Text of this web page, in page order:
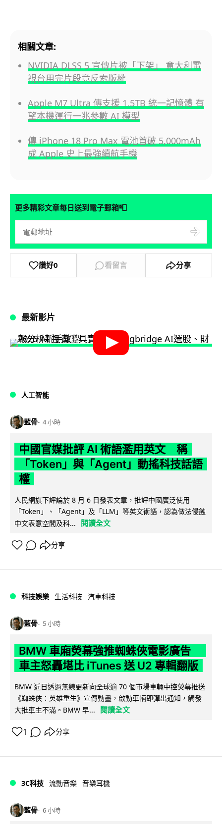
相關文章:
NVIDIA DLSS 5 宣傳片被「下架」 意大利電
視台用完片段竟反索版權
Apple M7 Ultra 傳支援 1.5TB 統一記憶體 有
望本機運行一兆參數 AI 模型
傳 iPhone 18 Pro Max 電池首破 5,000mAh
成 Apple 史上最強續航手機
更多精彩文章每日送到電子郵箱📮
讚好0 看留言 分享
最新影片
人工智能
藍骨 4 小時
中國官媒批評 AI 術語濫用英文 稱
「Token」與「Agent」動搖科技話語
權
人民網旗下評論於 8 月 6 日發表文章，批評中國廣泛使用
「Token」、「Agent」及「LLM」等英文術語，認為做法侵蝕
中文表意空間及科...
閱讀全文
分享
科技娛樂 生活科技 汽車科技
藍骨 5 小時
BMW 車廂熒幕強推蜘蛛俠電影廣告
車主怒轟堪比 iTunes 送 U2 專輯翻版
BMW 近日透過無線更新向全球逾 70 個市場車輛中控熒幕推送
《蜘蛛俠：英雄重生》宣傳動畫，啟動車輛即彈出通知，觸發
大批車主不滿。BMW 早...
閱讀全文
1 分享
3C科技 流動音樂 音樂耳機
藍骨 6 小時